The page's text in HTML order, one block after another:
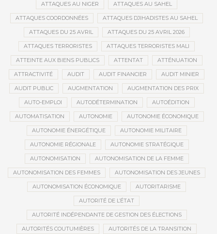
ATTAQUES AU NIGER ATTAQUES AU SAHEL
ATTAQUES COORDONNÉES ATTAQUES DJIHADISTES AU SAHEL
ATTAQUES DU 25 AVRIL ATTAQUES DU 25 AVRIL 2026
ATTAQUES TERRORISTES ATTAQUES TERRORISTES MALI
ATTEINTE AUX BIENS PUBLICS ATTENTAT ATTÉNUATION
ATTRACTIVITÉ AUDIT AUDIT FINANCIER AUDIT MINIER
AUDIT PUBLIC AUGMENTATION AUGMENTATION DES PRIX
AUTO-EMPLOI AUTODÉTERMINATION AUTOÉDITION
AUTOMATISATION AUTONOMIE AUTONOMIE ÉCONOMIQUE
AUTONOMIE ÉNERGÉTIQUE AUTONOMIE MILITAIRE
AUTONOMIE RÉGIONALE AUTONOMIE STRATÉGIQUE
AUTONOMISATION AUTONOMISATION DE LA FEMME
AUTONOMISATION DES FEMMES AUTONOMISATION DES JEUNES
AUTONOMISATION ÉCONOMIQUE AUTORITARISME
AUTORITÉ DE L’ÉTAT
AUTORITÉ INDÉPENDANTE DE GESTION DES ÉLECTIONS
AUTORITÉS COUTUMIÈRES AUTORITÉS DE LA TRANSITION